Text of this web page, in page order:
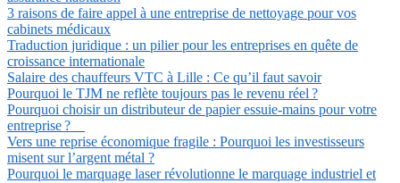
3 raisons de faire appel à une entreprise de nettoyage pour vos
cabinets médicaux
Traduction juridique : un pilier pour les entreprises en quête de
croissance internationale
Salaire des chauffeurs VTC à Lille : Ce qu’il faut savoir
Pourquoi le TJM ne reflète toujours pas le revenu réel ?
Pourquoi choisir un distributeur de papier essuie-mains pour votre
entreprise ?
Vers une reprise économique fragile : Pourquoi les investisseurs
misent sur l’argent métal ?
Pourquoi le marquage laser révolutionne le marquage industriel et